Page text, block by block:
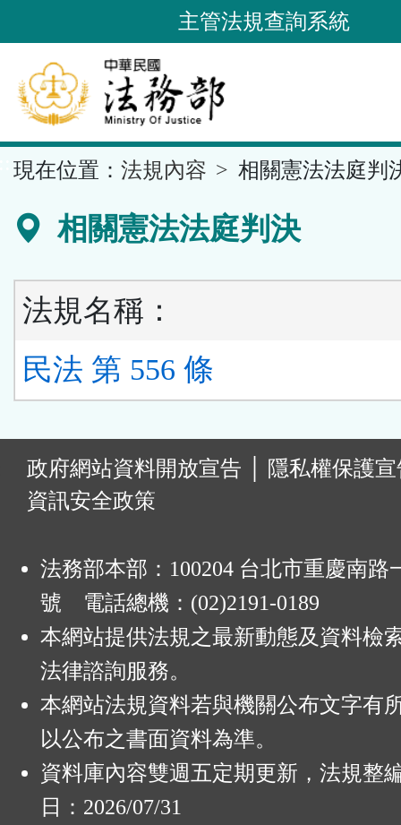
到
要
內
容
區
主管法規查詢系統
現在位置： 法規內容 相關憲法法庭判
相關憲法法庭判決
法規名稱：
民法 第 556 條
政府網站資料開放宣告
隱私權保護
資訊安全政策
法務部本部：100204 台北市重慶南路
號 電話總機：(02)2191-0189
本網站提供法規之最新動態及資料檢
法律諮詢服務。
本網站法規資料若與機關公布文字有
以公布之書面資料為準。
資料庫內容雙週五定期更新，法規整
日：2026/07/31